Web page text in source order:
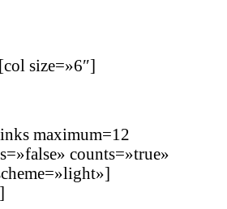
size=»6″]
maximum=12
counts=»true»